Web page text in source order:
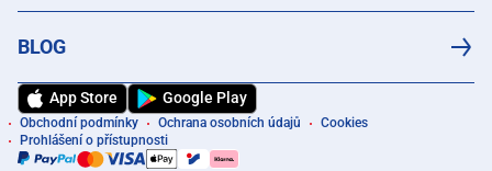
BLOG
App Store Google Play
Obchodní podmínky Ochrana osobních údajů
Cookies
Prohlášení o přístupnosti